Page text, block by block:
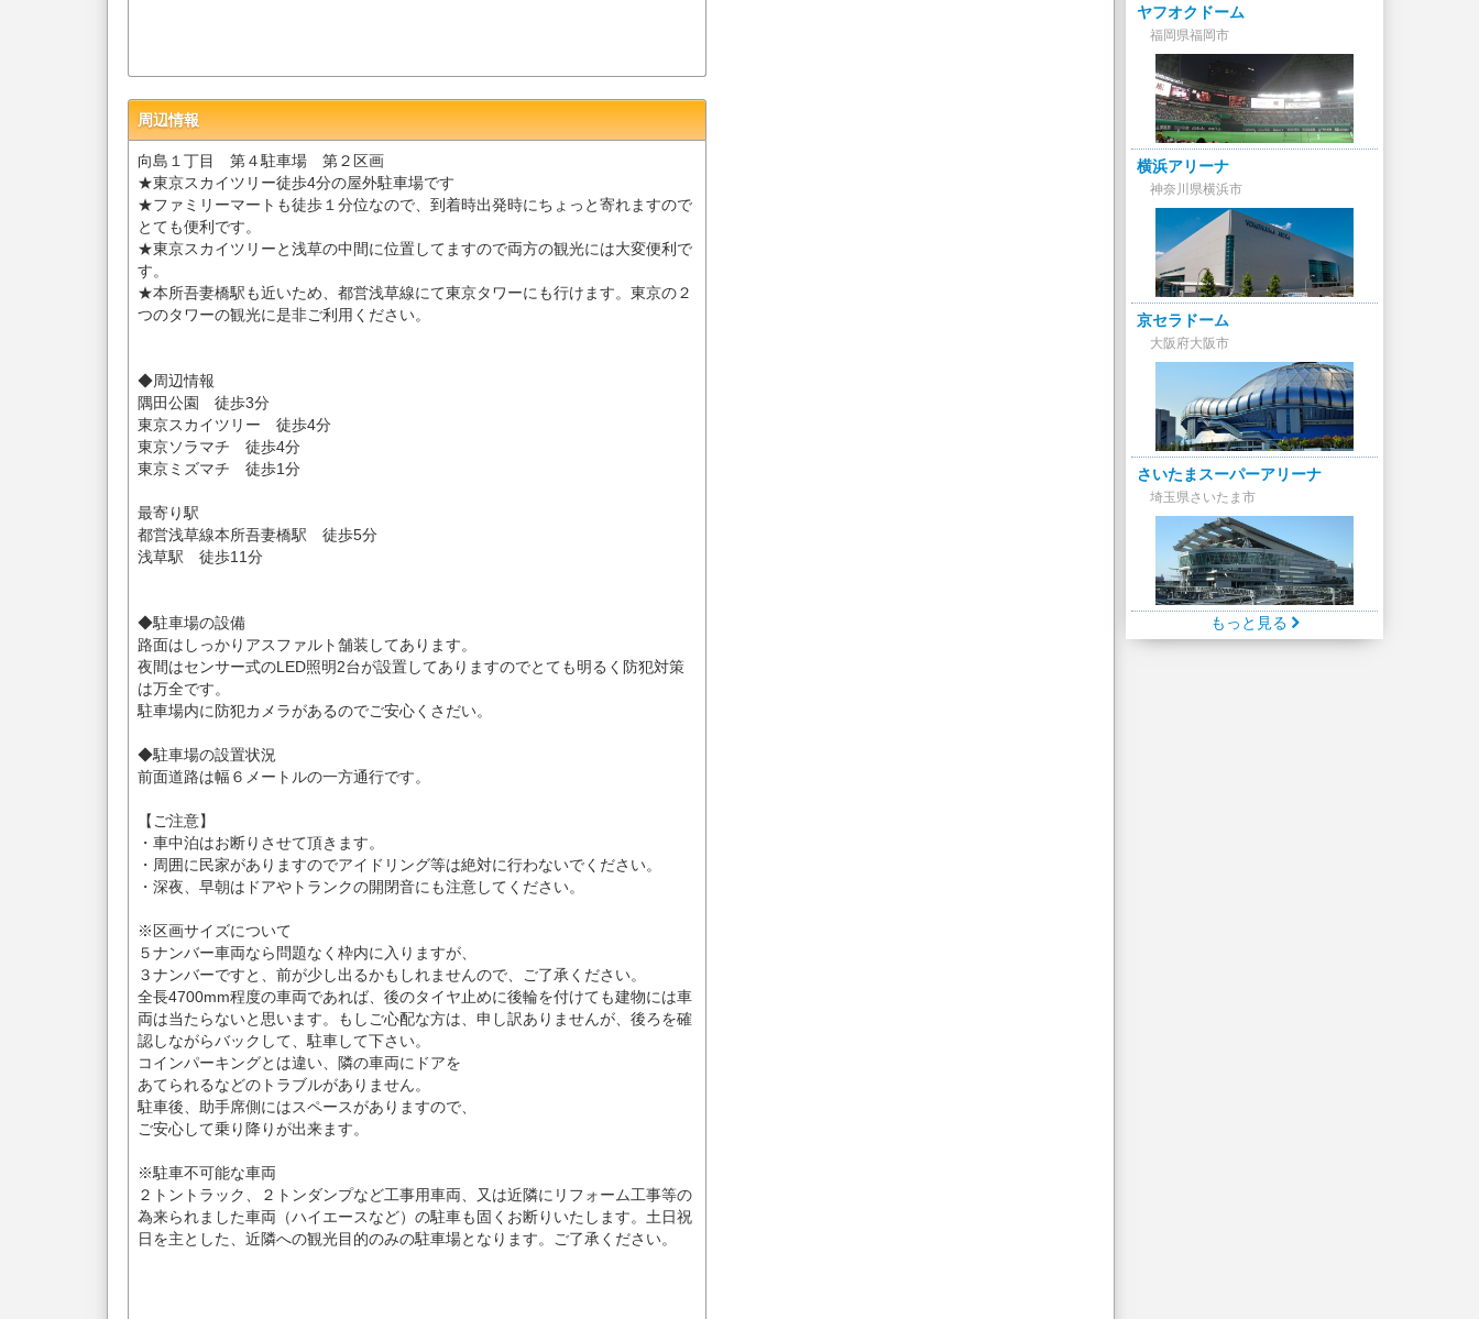
周辺情報
向島１丁目 第４駐車場 第２区画
★東京スカイツリー徒歩4分の屋外駐車場です
★ファミリーマートも徒歩１分位なので、到着時出発時にちょっと寄れますので
とても便利です。
★東京スカイツリーと浅草の中間に位置してますので両方の観光には大変便利で
す。
★本所吾妻橋駅も近いため、都営浅草線にて東京タワーにも行けます。東京の２
つのタワーの観光に是非ご利用ください。
◆周辺情報
隅田公園 徒歩3分
東京スカイツリー 徒歩4分
東京ソラマチ 徒歩4分
東京ミズマチ 徒歩1分
最寄り駅
都営浅草線本所吾妻橋駅 徒歩5分
浅草駅 徒歩11分
◆駐車場の設備
路面はしっかりアスファルト舗装してあります。
夜間はセンサー式のLED照明2台が設置してありますのでとても明るく防犯対策
は万全です。
駐車場内に防犯カメラがあるのでご安心くさだい。
◆駐車場の設置状況
前面道路は幅６メートルの一方通行です。
【ご注意】
・車中泊はお断りさせて頂きます。
・周囲に民家がありますのでアイドリング等は絶対に行わないでください。
・深夜、早朝はドアやトランクの開閉音にも注意してください。
※区画サイズについて
５ナンバー車両なら問題なく枠内に入りますが、
３ナンバーですと、前が少し出るかもしれませんので、ご了承ください。
全長4700mm程度の車両であれば、後のタイヤ止めに後輪を付けても建物には車
両は当たらないと思います。もしご心配な方は、申し訳ありませんが、後ろを確
認しながらバックして、駐車して下さい。
コインパーキングとは違い、隣の車両にドアを
あてられるなどのトラブルがありません。
駐車後、助手席側にはスペースがありますので、
ご安心して乗り降りが出来ます。
※駐車不可能な車両
２トントラック、２トンダンプなど工事用車両、又は近隣にリフォーム工事等の
為来られました車両（ハイエースなど）の駐車も固くお断りいたします。土日祝
日を主とした、近隣への観光目的のみの駐車場となります。ご了承ください。
ヤフオクドーム
福岡県福岡市
横浜アリーナ
神奈川県横浜市
京セラドーム
大阪府大阪市
さいたまスーパーアリーナ
埼玉県さいたま市
もっと見る